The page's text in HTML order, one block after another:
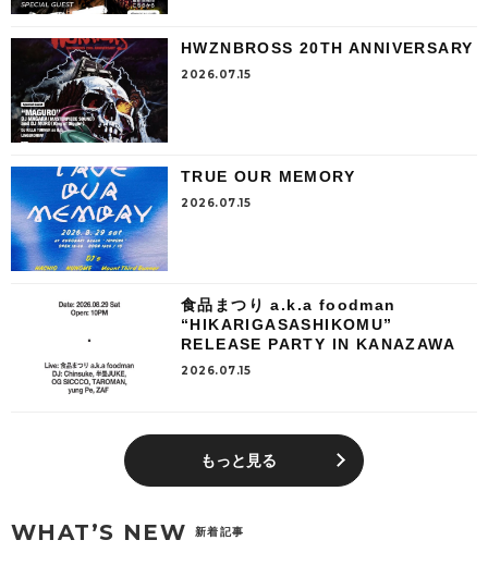
HWZNBROSS 20TH ANNIVERSARY
2026.07.15
TRUE OUR MEMORY
2026.07.15
食品まつり a.k.a foodman
“HIKARIGASASHIKOMU”
RELEASE PARTY IN KANAZAWA
2026.07.15
もっと見る
WHAT’S NEW 新着記事